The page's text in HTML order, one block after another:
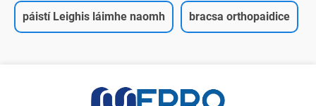
páistí Leighis láimhe naomh bracsa orthopaidice